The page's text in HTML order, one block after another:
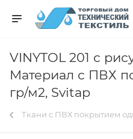
VINYTOL 201 с
Материал с ПВХ
гр/м2, Svitap
Ткани с ПВХ покрытием